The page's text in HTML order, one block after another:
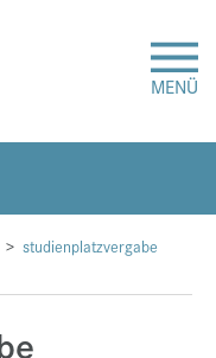
MENÜ
studienplatzvergabe